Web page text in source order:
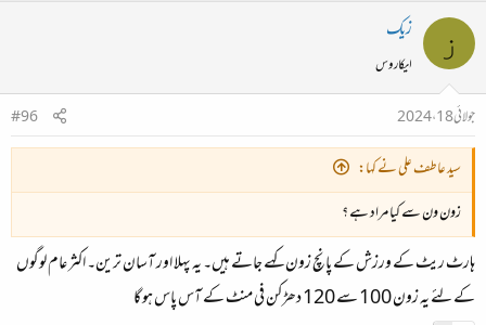
ز زیک
ایکاروس
جولائی 18، 2024
#96
سید عاطف علی نے کہا:
زون ون سے کیا مراد ہے ؟
ہارٹ ریٹ کے ورزش کے پانچ زون کہے جاتے ہیں۔ یہ پہلا اور آسان ترین۔ اکثر عام لوگوں
کے لئے یہ زون 100 سے 120 دھڑکن فی منٹ کے آس پاس ہو گا